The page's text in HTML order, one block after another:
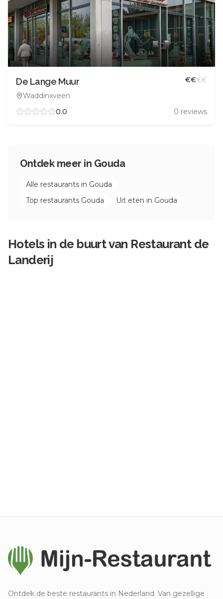
De Lange Muur
Waddinxveen
€€€€
0.0 0 reviews
Ontdek meer in Gouda
Alle restaurants in Gouda
Top restaurants Gouda Uit eten in Gouda
Hotels in de buurt van Restaurant de
Landerij
Ontdek de beste restaurants in Nederland. Van gezellige